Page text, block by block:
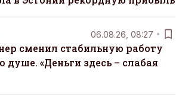
06.08.26, 08:27
сменил стабильную работу
душе. «Деньги здесь – слабая